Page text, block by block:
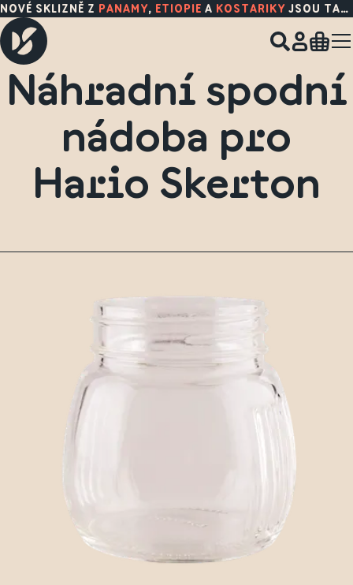
NOVÉ SKLIZNĚ Z PANAMY, ETIOPIE A KOSTARIKY JSOU TADY!
Náhradní spodní
nádoba pro
Hario Skerton